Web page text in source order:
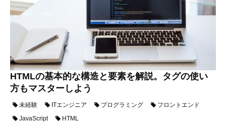
HTMLの基本的な構造と要素を解説。タグの使い
方もマスターしよう
未経験 ITエンジニア プログラミング
フロントエンド
JavaScript
HTML